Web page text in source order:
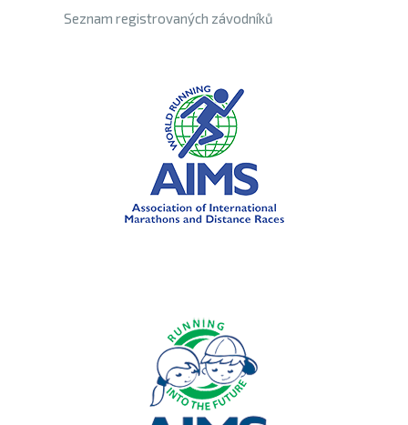
Seznam registrovaných závodníků